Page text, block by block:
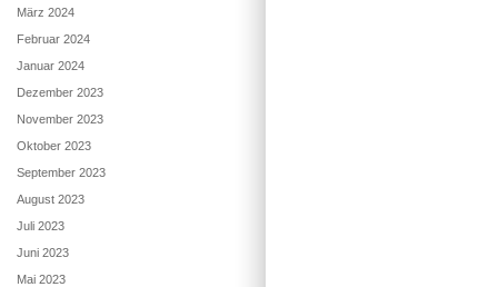
März 2024
Februar 2024
Januar 2024
Dezember 2023
November 2023
Oktober 2023
September 2023
August 2023
Juli 2023
Juni 2023
Mai 2023